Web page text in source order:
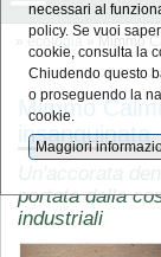
» ecologia » Mimmo
Mimmo
insanguinata
portata dalla
industriali
necessari al
policy. Se vuoi
cookie, consulta la
Chiudendo questo
o proseguendo la
cookie.
Maggiori